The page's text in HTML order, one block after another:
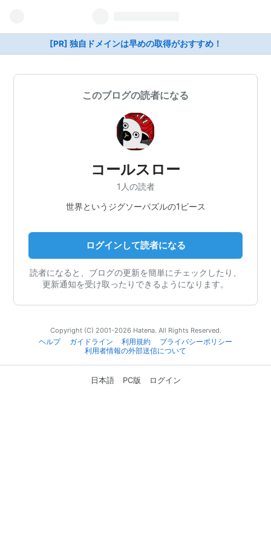
[PR] 独自ドメインは早めの取得がおすすめ！
このブログの読者になる
コールスロー
1人の読者
世界というジグソーパズルの1ピース
ログインして読者になる
読者になると、ブログの更新を簡単にチェックしたり、
更新通知を受け取ったりできるようになります。
Copyright (C) 2001-2026 Hatena. All Rights Reserved.
ヘルプ
ガイドライン 利用規約
プライバシーポリシー
利用者情報の外部送信について
日本語 PC版 ログイン